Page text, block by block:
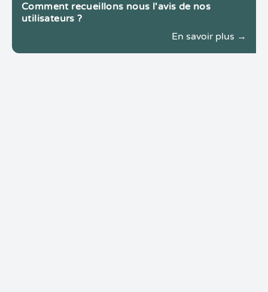
Comment recueillons nous l'avis de nos
utilisateurs ?
En savoir plus →